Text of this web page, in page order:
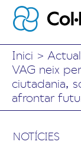
Inici >
VAG neix
ciutadania,
afrontar
NOTÍCIES